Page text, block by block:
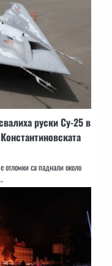
руски Су-25 в
отломки са паднали около